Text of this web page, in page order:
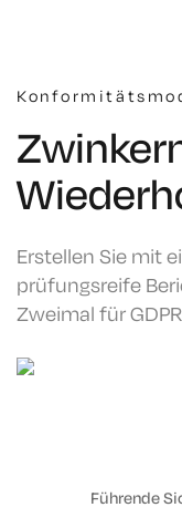
Erstellen Sie mit
prüfungsreife
Zweimal für
Führende